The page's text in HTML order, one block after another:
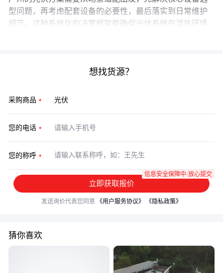
型问题，再考虑配套设备的必要性，最后落实到日常维护
细节。这种系统化的决策框架能确保光伏系统在湿热环境
想找货源？
采购商品
您的电话
您的称呼
立即获取报价
信息安全保障中·放心提交
发送询价代表您同意 《用户服务协议》 《隐私政策》
猜你喜欢